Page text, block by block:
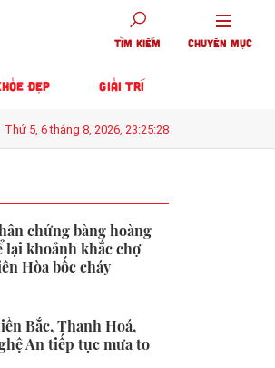
TÌM KIẾM CHUYÊN MỤC
ĐẸP GIẢI TRÍ
khắc chợ Biên Hòa bốc cháy
Thứ 5, 6 tháng 8, 2026, 23:25:30
chứng bàng hoàng
lại khoảnh khắc chợ
Hòa bốc cháy
Bắc, Thanh Hoá,
An tiếp tục mưa to